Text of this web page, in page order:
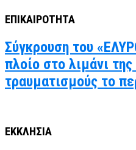
ΕΠΙΚΑΙΡΟΤΗΤΑ
Σύγκρουση του
πλοίο στο λιμάνι
τραυματισμούς το
ΕΚΚΛΗΣΙΑ